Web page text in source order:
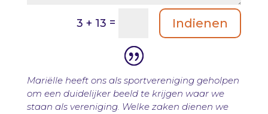
3 + 13 = Indienen
Mariëlle heeft ons als sportvereniging geholpen
om een duidelijker beeld te krijgen waar we
staan als vereniging. Welke zaken dienen we